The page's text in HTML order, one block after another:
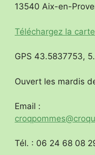
13540 Aix-en-
Téléchargez la
GPS 43.5837753,
Ouvert les mardis
Email :
Tél. : 06 24 68 08